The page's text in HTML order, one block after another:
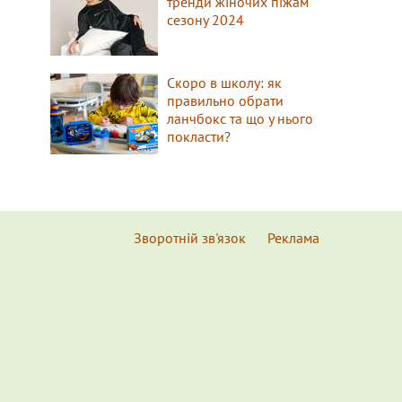
сезону 2024
Скоро в школу: як
правильно обрати
ланчбокс та що у нього
покласти?
Зворотній зв'язок Реклама